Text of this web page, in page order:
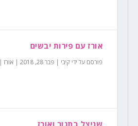
אורז עם פירות יבשים
פורסם על ידי קיבי | פבר 28, 2018 | אורז|